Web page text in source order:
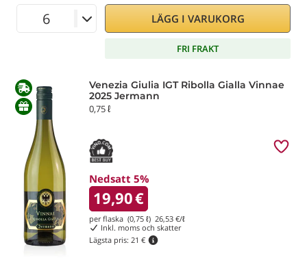
LÄGG I VARUKORG
FRI FRAKT
Venezia Giulia IGT Ribolla Gialla Vinnae
2025 Jermann
0,75 ℓ
Nedsatt 5%
19,90€
per flaska (0,75 ℓ) 26,53 €/ℓ
Inkl. moms och skatter
Lägsta pris: 21 €